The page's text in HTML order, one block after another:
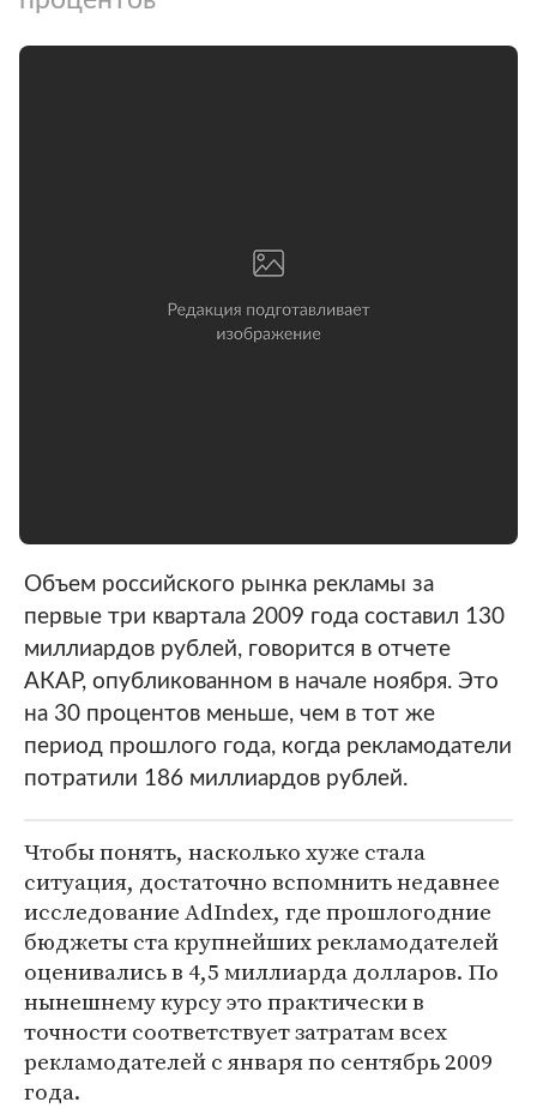
Объем российского рынка рекламы за
первые три квартала 2009 года составил 130
миллиардов рублей, говорится в отчете
АКАР, опубликованном в начале ноября. Это
на 30 процентов меньше, чем в тот же
период прошлого года, когда рекламодатели
потратили 186 миллиардов рублей.
Чтобы понять, насколько хуже стала
ситуация, достаточно вспомнить недавнее
исследование AdIndex, где прошлогодние
бюджеты ста крупнейших рекламодателей
оценивались в 4,5 миллиарда долларов. По
нынешнему курсу это практически в
точности соответствует затратам всех
рекламодателей с января по сентябрь 2009
года.